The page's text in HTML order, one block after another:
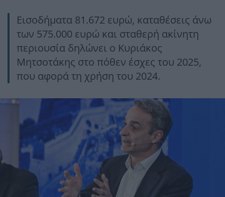
Εισοδήματα 81.672 ευρώ, καταθέσεις άνω
των 575.000 ευρώ και σταθερή ακίνητη
περιουσία δηλώνει ο Κυριάκος
Μητσοτάκης στο πόθεν έσχες του 2025,
που αφορά τη χρήση του 2024.